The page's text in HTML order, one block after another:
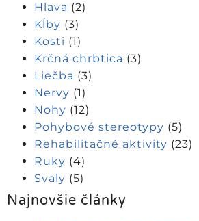
Hlava (2)
Kĺby (3)
Kosti (1)
Krčná chrbtica (3)
Liečba (3)
Nervy (1)
Nohy (12)
Pohybové stereotypy (5)
Rehabilitačné aktivity (23)
Ruky (4)
Svaly (5)
Najnovšie články